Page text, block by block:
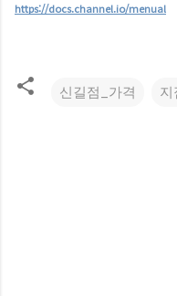
https://docs.channel.io/menual
신길점_가격 지